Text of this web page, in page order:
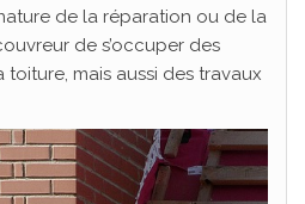
de la réparation ou de la
de s’occuper des
mais aussi des travaux